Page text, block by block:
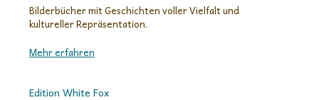
Bilderbücher mit Geschichten voller Vielfalt und
kultureller Repräsentation.
Mehr erfahren
Edition White Fox